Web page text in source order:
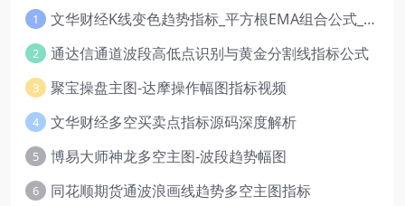
1 文华财经K线变色趋势指标_平方根EMA组合公式_红绿波段操盘指标源码
2 通达信通道波段高低点识别与黄金分割线指标公式
3 聚宝操盘主图-达摩操作幅图指标视频
4 文华财经多空买卖点指标源码深度解析
5 博易大师神龙多空主图-波段趋势幅图
6 同花顺期货通波浪画线趋势多空主图指标